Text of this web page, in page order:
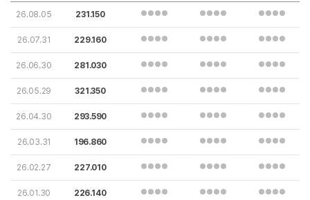
26.08.05 231.150
26.07.31 229.160
26.06.30 281.030
26.05.29 321.350
26.04.30 293.590
26.03.31 196.860
26.02.27 227.010
26.01.30 226.140